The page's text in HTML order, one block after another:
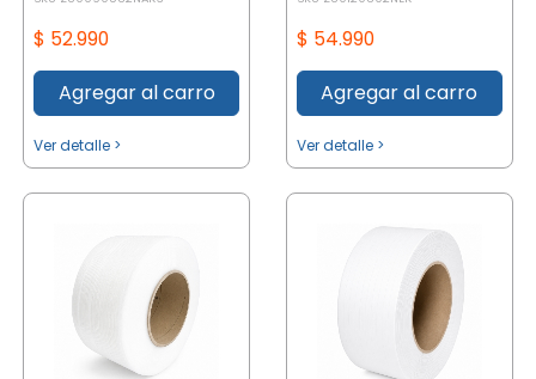
$ 52.990
Agregar al carro
Ver detalle >
$ 54.990
Agregar al carro
Ver detalle >